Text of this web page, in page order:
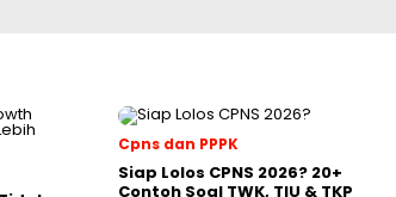
Cpns dan PPPK
Siap Lolos CPNS 2026? 20+
Contoh Soal TWK, TIU & TKP